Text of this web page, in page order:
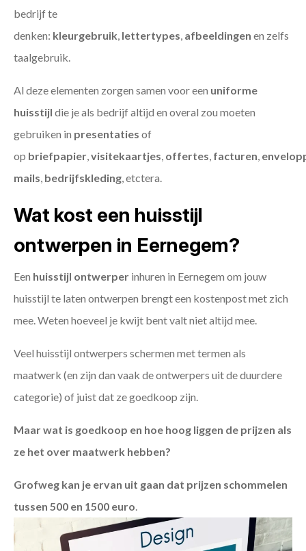
bedrijf te
denken: kleurgebruik, lettertypes, afbeeldingen en zelfs
taalgebruik.
Al deze elementen zorgen samen voor een uniforme
huisstijl die je als bedrijf altijd en overal zou moeten
gebruiken in presentaties of
op briefpapier,visitekaartjes, offertes, facturen,
mails, bedrijfskleding, etctera.
Wat kost een huisstijl
ontwerpen in Eernegem?
Een huisstijl ontwerper inhuren in Eernegem om jouw
huisstijl te laten ontwerpen brengt een kostenpost met zich
mee. Weten hoeveel je kwijt bent valt niet altijd mee.
Veel huisstijl ontwerpers schermen met termen als
maatwerk (en zijn dan vaak de ontwerpers uit de duurdere
categorie) of juist dat ze goedkoop zijn.
Maar wat is goedkoop en hoe hoog liggen de prijzen als
ze het over maatwerk hebben?
Grofweg kan je ervan uit gaan dat prijzen schommelen
tussen 500 en 1500 euro.